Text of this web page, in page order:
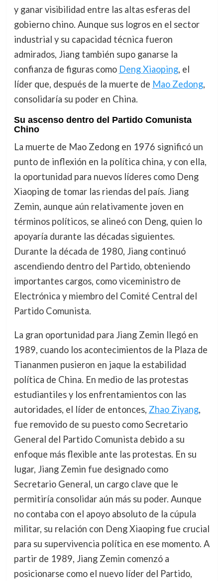
y ganar visibilidad entre las altas esferas del
gobierno chino. Aunque sus logros en el sector
industrial y su capacidad técnica fueron
admirados, Jiang también supo ganarse la
confianza de figuras como Deng Xiaoping, el
líder que, después de la muerte de Mao Zedong,
consolidaría su poder en China.
Su ascenso dentro del Partido Comunista
Chino
La muerte de Mao Zedong en 1976 significó un
punto de inflexión en la política china, y con ella,
la oportunidad para nuevos líderes como Deng
Xiaoping de tomar las riendas del país. Jiang
Zemin, aunque aún relativamente joven en
términos políticos, se alineó con Deng, quien lo
apoyaría durante las décadas siguientes.
Durante la década de 1980, Jiang continuó
ascendiendo dentro del Partido, obteniendo
importantes cargos, como viceministro de
Electrónica y miembro del Comité Central del
Partido Comunista.
La gran oportunidad para Jiang Zemin llegó en
1989, cuando los acontecimientos de la Plaza de
Tiananmen pusieron en jaque la estabilidad
política de China. En medio de las protestas
estudiantiles y los enfrentamientos con las
autoridades, el líder de entonces, Zhao Ziyang,
fue removido de su puesto como Secretario
General del Partido Comunista debido a su
enfoque más flexible ante las protestas. En su
lugar, Jiang Zemin fue designado como
Secretario General, un cargo clave que le
permitiría consolidar aún más su poder. Aunque
no contaba con el apoyo absoluto de la cúpula
militar, su relación con Deng Xiaoping fue crucial
para su supervivencia política en ese momento. A
partir de 1989, Jiang Zemin comenzó a
posicionarse como el nuevo líder del Partido,